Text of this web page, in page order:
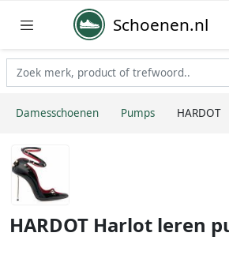
Schoenen.nl
Damesschoenen Pumps HARDOT
HARDOT Harlot leren